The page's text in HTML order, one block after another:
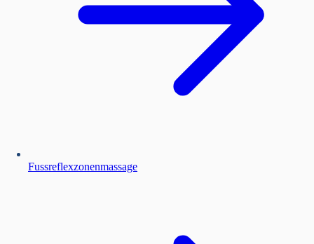
Fussreflexzonenmassage